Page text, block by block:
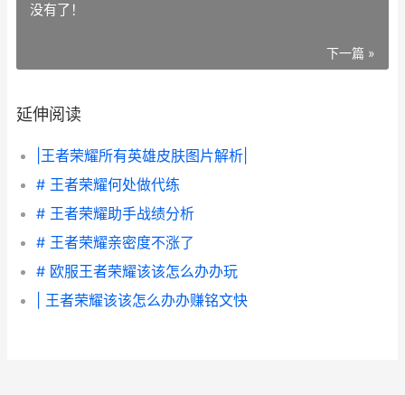
没有了！
下一篇 »
延伸阅读
|王者荣耀所有英雄皮肤图片解析|
# 王者荣耀何处做代练
# 王者荣耀助手战绩分析
# 王者荣耀亲密度不涨了
# 欧服王者荣耀该该怎么办办玩
| 王者荣耀该该怎么办办赚铭文快